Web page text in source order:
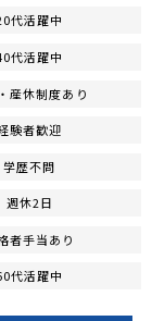
代活躍中
代活躍中
産休制度あり
験者歓迎
学歴不問
週休2日
者手当あり
代活躍中